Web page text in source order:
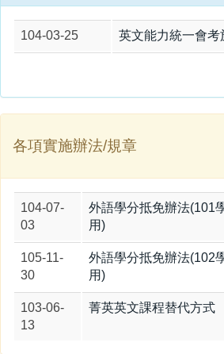
104-03-25 英文能力統一會考
各項實施辦法/規章
104-07-
03
外語學分抵免辦法(101
用)
105-11-
30
外語學分抵免辦法(102
用)
103-06-
13
菁英英文課程替代方式